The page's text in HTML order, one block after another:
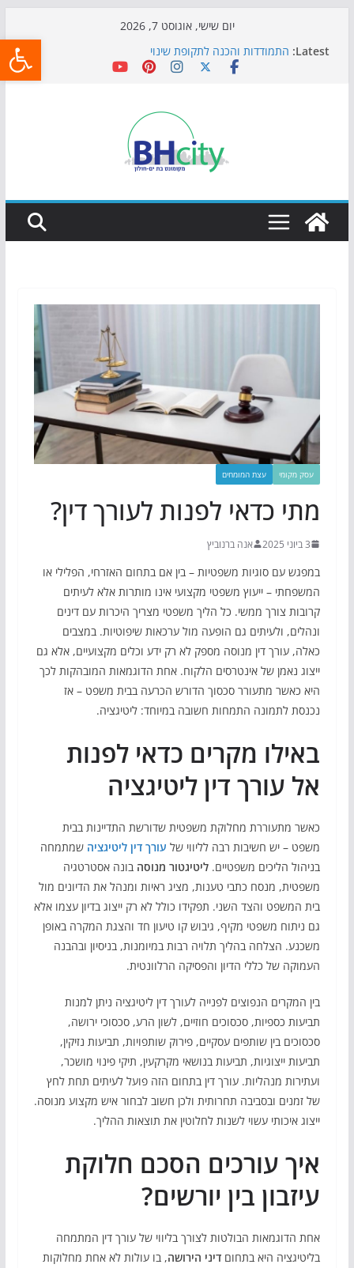
יום שישי, אוגוסט 7, 2026
Latest: התמודדות והכנה לתקופת שינוי
אי ההרפתקאות ממשיך לכבוש את הגינות: מאות משפחות
כדורגל באווירה מיוחדת: הקרנת גמר המונדיאל בטרמינל
הקיץ של בני הנוער בבת־ים: חוף הריביירה הופך למרחב
בטוח בשעות הערב
עסק מקומי עצת המומחים
מתי כדאי לפנות לעורך דין?
3 ביוני 2025 אנה ברנוביץ
במפגש עם סוגיות משפטיות – בין אם בתחום האזרחי, הפלילי או
המשפחתי – ייעוץ משפטי מקצועי אינו מותרות אלא לעיתים
קרובות צורך ממשי. כל הליך משפטי מצריך היכרות עם דינים
ונהלים, ולעיתים גם הופעה מול ערכאות שיפוטיות. במצבים
כאלה, עורך דין מנוסה מספק לא רק ידע וכלים מקצועיים, אלא גם
ייצוג נאמן של אינטרסים הלקוח. אחת הדוגמאות המובהקות לכך
היא כאשר מתעורר סכסוך הדורש הכרעה בבית משפט – אז
נכנסת לתמונה התמחות חשובה במיוחד: ליטיגציה.
באילו מקרים כדאי לפנות
אל עורך דין ליטיגציה
כאשר מתעוררת מחלוקת משפטית שדורשת התדיינות בבית
משפט – יש חשיבות רבה לליווי של עורך דין ליטיגציה שמתמחה
בניהול הליכים משפטיים. ליטיגטור מנוסה בונה אסטרטגיה
משפטית, מנסח כתבי טענות, מציג ראיות ומנהל את הדיונים מול
בית המשפט והצד השני. תפקידו כולל לא רק ייצוג בדיון עצמו אלא
גם ניתוח משפטי מקיף, גיבוש קו טיעון חד והצגת המקרה באופן
משכנע. הצלחה בהליך תלויה רבות במיומנות, בניסיון ובהבנה
העמוקה של כללי הדיון והפסיקה הרלוונטית.
בין המקרים הנפוצים לפנייה לעורך דין ליטיגציה ניתן למנות
תביעות כספיות, סכסוכים חוזיים, לשון הרע, סכסוכי ירושה,
סכסוכים בין שותפים עסקיים, פירוק שותפויות, תביעות נזיקין,
תביעות ייצוגיות, תביעות בנושאי מקרקעין, תיקי פינוי מושכר,
ועתירות מנהליות. עורך דין בתחום הזה פועל לעיתים תחת לחץ
של זמנים ובסביבה תחרותית ולכן חשוב לבחור איש מקצוע מנוסה.
ייצוג איכותי עשוי לשנות לחלוטין את תוצאות ההליך.
איך עורכים הסכם חלוקת
עיזבון בין יורשים?
אחת הדוגמאות הבולטות לצורך בליווי של עורך דין המתמחה
בליטיגציה היא בתחום דיני הירושה, בו עולות לא אחת מחלוקות